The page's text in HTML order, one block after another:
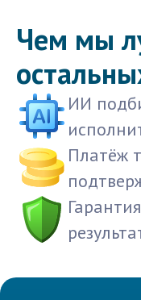
Чем мы
ИИ
Платёж